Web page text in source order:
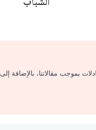
بموجب مقالاتنا، بالإضافة